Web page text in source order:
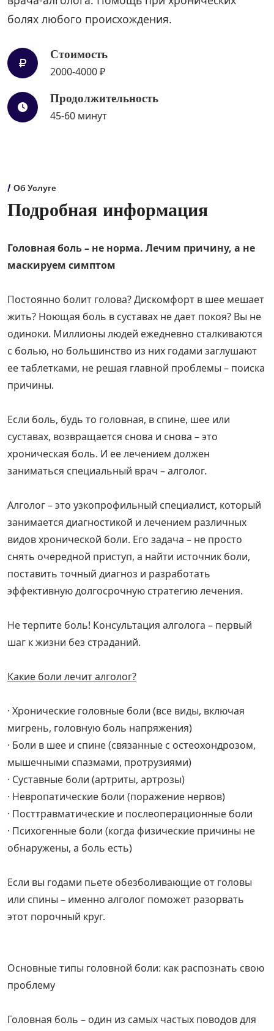
болях любого происхождения.
Стоимость
2000-4000 ₽
Продолжительность
45-60 минут
Об Услуге
Подробная информация
Головная боль – не норма. Лечим причину, а не
маскируем симптом
Постоянно болит голова? Дискомфорт в шее мешает
жить? Ноющая боль в суставах не дает покоя? Вы не
одиноки. Миллионы людей ежедневно сталкиваются
с болью, но большинство из них годами заглушают
ее таблетками, не решая главной проблемы – поиска
причины.
Если боль, будь то головная, в спине, шее или
суставах, возвращается снова и снова – это
хроническая боль. И ее лечением должен
заниматься специальный врач – алголог.
Алголог – это узкопрофильный специалист, который
занимается диагностикой и лечением различных
видов хронической боли. Его задача – не просто
снять очередной приступ, а найти источник боли,
поставить точный диагноз и разработать
эффективную долгосрочную стратегию лечения.
Не терпите боль! Консультация алголога – первый
шаг к жизни без страданий.
Какие боли лечит алголог?
· Хронические головные боли (все виды, включая
мигрень, головную боль напряжения)
· Боли в шее и спине (связанные с остеохондрозом,
мышечными спазмами, протрузиями)
· Суставные боли (артриты, артрозы)
· Невропатические боли (поражение нервов)
· Посттравматические и послеоперационные боли
· Психогенные боли (когда физические причины не
обнаружены, а боль есть)
Если вы годами пьете обезболивающие от головы
или спины – именно алголог поможет разорвать
этот порочный круг.
Основные типы головной боли: как распознать свою
проблему
Головная боль – один из самых частых поводов для